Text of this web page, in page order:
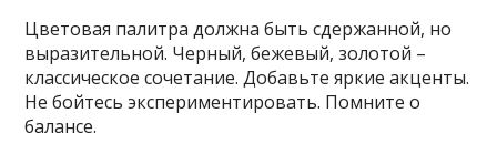
Цветовая палитра должна быть сдержанной, но
выразительной. Черный, бежевый, золотой –
классическое сочетание. Добавьте яркие акценты.
Не бойтесь экспериментировать. Помните о
балансе.